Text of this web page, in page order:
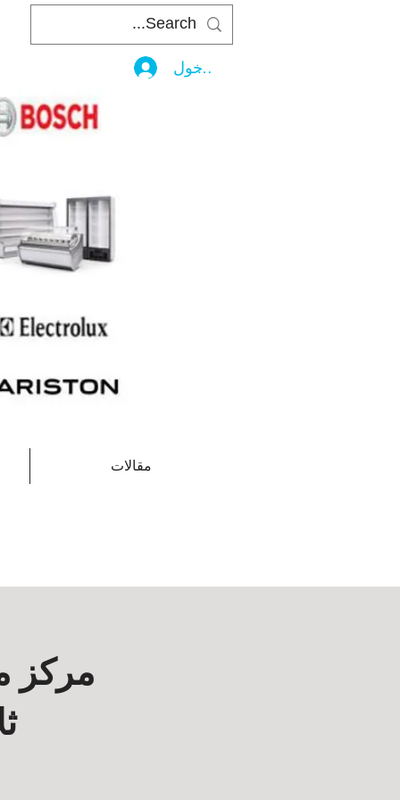
تسجيل الدخول
مقالات
مركز